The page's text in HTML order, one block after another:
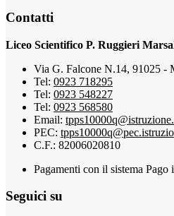
Contatti
Liceo Scientifico P. Ruggieri
Via G. Falcone N.14, 91025 -
Tel: 0923 718295
Tel: 0923 548227
Tel: 0923 568580
Email:
PEC:
C.F.: 82006020810
Pagamenti con il sistema Pago
Seguici su